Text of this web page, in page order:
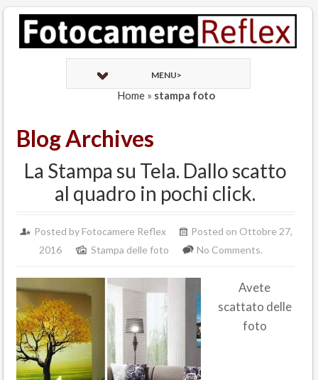
MENU>
Home » stampa foto
Blog Archives
La Stampa su Tela. Dallo scatto
al quadro in pochi click.
Posted by Fotocamere Reflex
Posted on Ottobre 27,
2016
Stampa delle foto No Comments.
Avete
scattato delle
foto